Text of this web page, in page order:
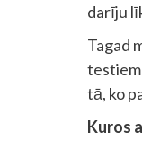
darīju
Tagad
testiem
tā, ko
Kuros